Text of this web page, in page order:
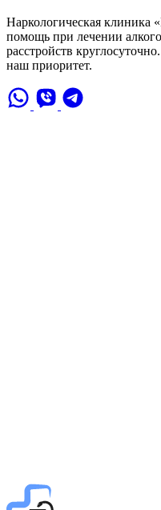
Наркологическая клиника
помощь при лечении
расстройств
наш приоритет.